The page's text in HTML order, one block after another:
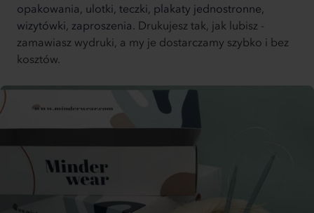
opakowania, ulotki, teczki, plakaty jednostronne,
wizytówki, zaproszenia. Drukujesz tak, jak lubisz -
zamawiasz wydruki, a my je dostarczamy szybko i bez
kosztów.